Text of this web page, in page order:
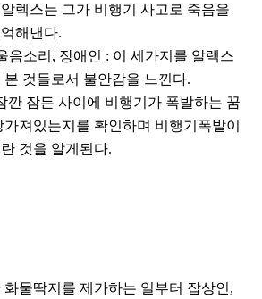
렉스는 그가 비행기 사고로 죽음을
해낸다.
음소리, 장애인 : 이 세가지를 알렉스
것들로서 불안감을 느낀다.
깐 잠든 사이에 비행기가 폭발하는 꿈
져있는지를 확인하며 비행기폭발이
것을 알게된다.
물딱지를 제가하는 일부터 잡상인,